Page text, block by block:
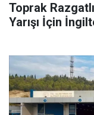
Toprak
Yarışı İçin